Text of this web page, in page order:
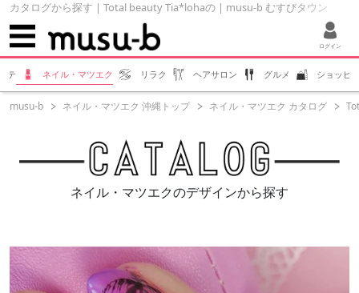
カタログから探す | Total beauty Tia*lohaの | musu-b むすびタウン
ログイン
テ ネイル・マツエク リラク ヘアサロン グルメ ショッピ
musu-b ネイル・マツエク 沖縄トップ ネイル・マツエク カタログ
ネイル・マツエクのデザインから探す